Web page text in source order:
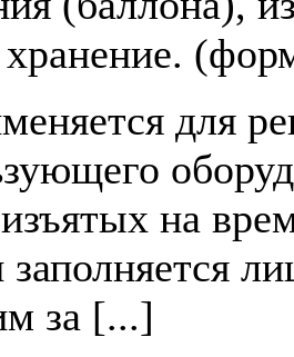
хранение.
для
на
за [...]